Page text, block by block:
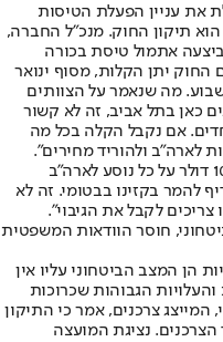
את עניין הפעלת הטיסות
הוא תיקון החוק. מנכ"ל החברה,
ביצעה אתמול טיסת בכורה
החוק יתן הקלות, מסוף ינואר
1,800 מושבים בשבוע. מה שנאמר על הצוותים
כאן בתל אביב, זה לא קשור
אם נקבל הקלה בכל מה
לארה"ב ולהוריד מחירים".
סירקיס הוסיף כי אם החברה מרוויחה 100 דולר על כל נוסע לארה"ב
– "עדיף להמר בקזינו בבטומי. זה לא
צריכים לקבל את הגיבוי".
חוסר הוודאות המשפטית
הן המצב הביטחוני עליו אין
הגבוהות שכרוכות
צרכנים, אמר כי התיקון
נציגת המועצה